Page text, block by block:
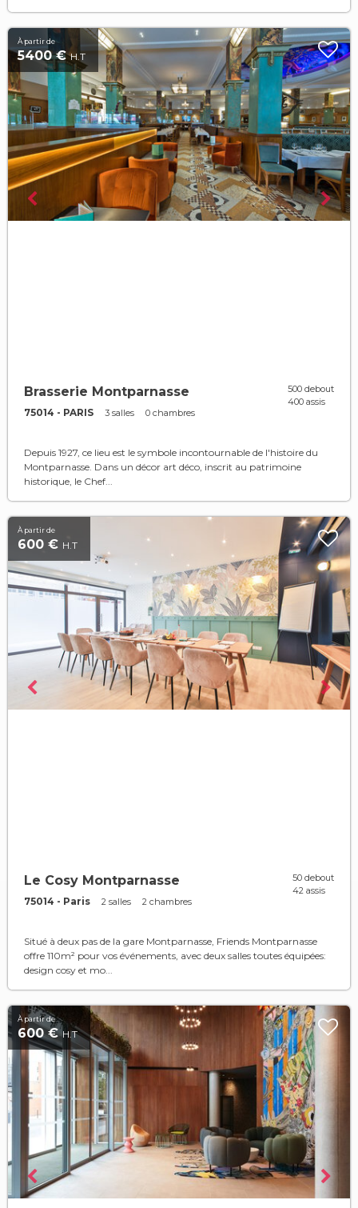
À partir de
5400 €H.T
Brasserie Montparnasse
75014 - PARIS 3 salles 0 chambres
500 debout
400 assis
Depuis 1927, ce lieu est le symbole incontournable de l'histoire du
Montparnasse. Dans un décor art déco, inscrit au patrimoine
historique, le Chef...
À partir de
600 € H.T
Le Cosy Montparnasse
75014 - Paris 2 salles 2 chambres
50 debout
42 assis
Situé à deux pas de la gare Montparnasse, Friends Montparnasse
offre 110m² pour vos événements, avec deux salles toutes équipées:
design cosy et mo...
À partir de
600 €H.T